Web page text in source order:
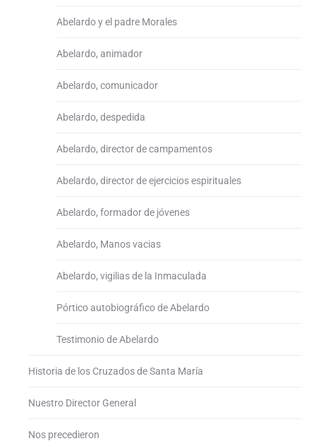
Abelardo y el padre Morales
Abelardo, animador
Abelardo, comunicador
Abelardo, despedida
Abelardo, director de campamentos
Abelardo, director de ejercicios espirituales
Abelardo, formador de jóvenes
Abelardo, Manos vacias
Abelardo, vigilias de la Inmaculada
Pórtico autobiográfico de Abelardo
Testimonio de Abelardo
Historia de los Cruzados de Santa María
Nuestro Director General
Nos precedieron